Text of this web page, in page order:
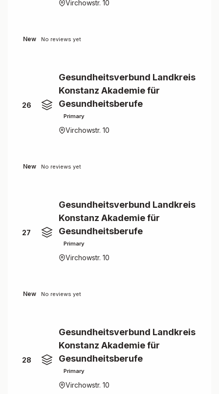
Virchowstr. 10
New No reviews yet
26
Gesundheitsverbund Landkreis
Konstanz Akademie für
Gesundheitsberufe
Primary
Virchowstr. 10
New No reviews yet
27
Gesundheitsverbund Landkreis
Konstanz Akademie für
Gesundheitsberufe
Primary
Virchowstr. 10
New No reviews yet
28
Gesundheitsverbund Landkreis
Konstanz Akademie für
Gesundheitsberufe
Primary
Virchowstr. 10